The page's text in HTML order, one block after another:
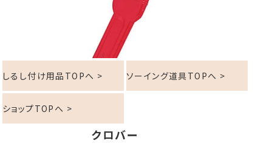
しるし付け用品TOPへ > ソーイング道具TOPへ >
ショップTOPへ >
クロバー